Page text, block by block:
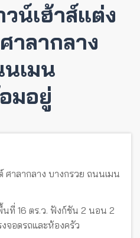
น์เฮ้าส์แต่ง
าลากลาง
เมน
มอยู่
ศาลากลาง บางกรวย ถนนเมน
ที่ 16 ตร.ว. ฟังก์ชัน 2 นอน 2
งจอดรถและห้องครัว